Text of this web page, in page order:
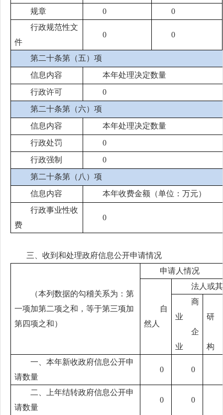
规章
0
0
行政规范性文
件
0 0
第二十条第（五）项
信息内容
本年处理决定数量
行政许可
0
第二十条第（六）项
信息内容
本年处理决定数量
行政处罚
0
行政强制
0
第二十条第（八）项
信息内容
本年收费金额（单位：万元）
行政事业性收
费
0
三、收到和处理政府信息公开申请情况
（本列数据的勾稽关系为：第
一项加第二项之和，等于第三项加
第四项之和）
申请人情况
自
然人
法人或
商
业
研
企
业
构
一、本年新收政府信息公开申
请数量
0 0
二、上年结转政府信息公开申
请数量
0 0